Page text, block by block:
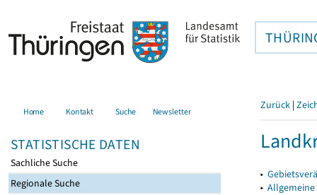
Home Kontakt Suche Newsletter
STATISTISCHE DATEN
Sachliche Suche
Regionale Suche
Zurück |
▸
▸